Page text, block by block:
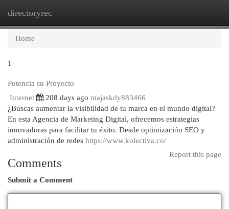
directoryrec
Home
1
Potencia su Proyecto
Internet
208 days ago majaskdy883466
¿Buscas aumentar la visibilidad de tu marca en el mundo digital?
En esta Agencia de Marketing Digital, ofrecemos estrategias
innovadoras para facilitar tu éxito. Desde optimización SEO y
administración de redes https://www.kolectiva.co/
Report this page
Comments
Submit a Comment